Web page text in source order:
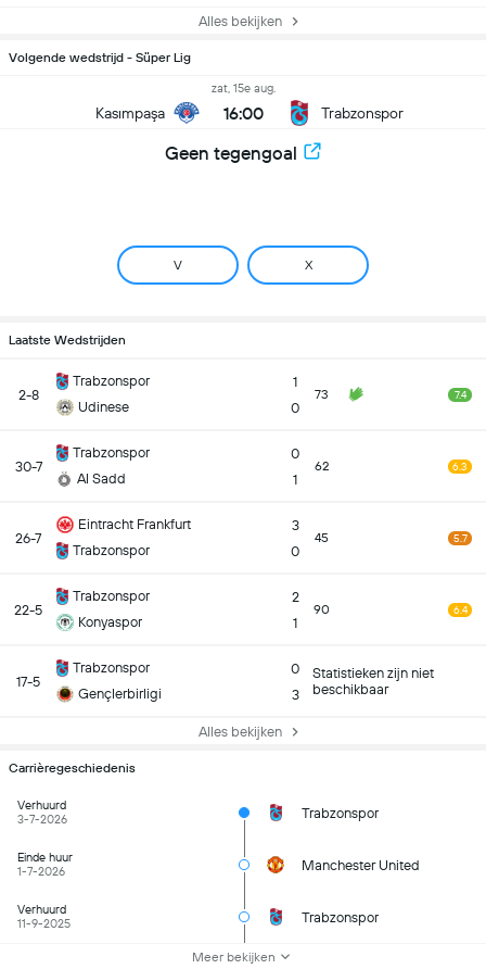
Alles bekijken
Volgende wedstrijd - Süper Lig
Kasımpaşa
zat, 15e aug.
16:00 Trabzonspor
Geen tegengoal
V X
Laatste Wedstrijden
2-8
Trabzonspor
Udinese
1
0
73 7.4
30-7
Trabzonspor
Al Sadd
0
1
62 6.3
26-7
Eintracht Frankfurt
Trabzonspor
3
0
45 5.7
22-5
Trabzonspor
Konyaspor
2
1
90 6.4
17-5
Trabzonspor
Gençlerbirligi
0
3
Statistieken zijn niet
beschikbaar
Alles bekijken
Carrièregeschiedenis
Verhuurd
3-7-2026
Trabzonspor
Einde huur
1-7-2026
Manchester United
Verhuurd
11-9-2025
Trabzonspor
Meer bekijken